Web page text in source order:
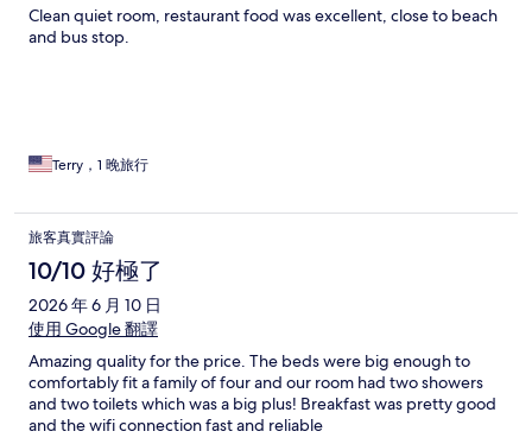
Clean quiet room, restaurant food was excellent, close to beach
and bus stop.
Terry，1 晚旅行
旅客真實評論
10/10 好極了
2026 年 6 月 10 日
使用 Google 翻譯
Amazing quality for the price. The beds were big enough to
comfortably fit a family of four and our room had two showers
and two toilets which was a big plus! Breakfast was pretty good
and the wifi connection fast and reliable